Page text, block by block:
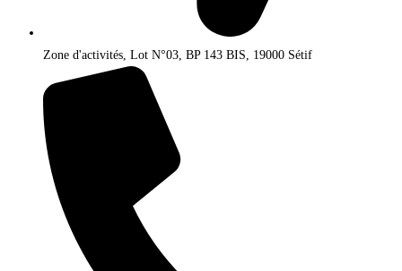
Zone d'activités, Lot N°03, BP 143 BIS, 19000 Sétif